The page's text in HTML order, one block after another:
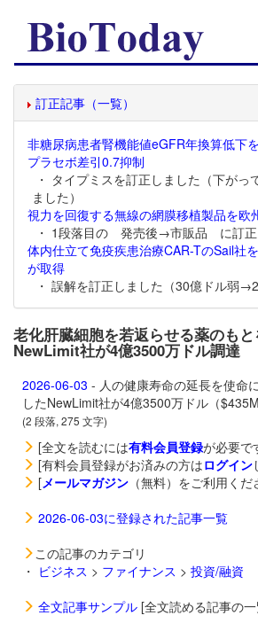
訂正記事（一覧）
非糖尿病患者腎機能値eGFR年換算低下
プラセボ差引0.7抑制
・ タイプミスを訂正しました（下が
ました）
視力を回復する無線の網膜移植製品を欧
・ 1段落目の 発売後→市販品 に訂正
体内仕立て免疫疾患治療CAR-TのSail社
が取得
・ 誤解を訂正しました（30億ドル弱
老化肝臓細胞を若返らせる薬のも
NewLimit社が4億3500万ドル調達
2026-06-03 - 人の健康寿命の延長を使命
したNewLimit社が4億3500万ドル（
(2 段落, 275 文字)
[全文を読むには有料会員登録が必要で
[有料会員登録がお済みの方はログイン
[メールマガジン （無料）をご利用くだ
2026-06-03に登録された記事一覧
この記事のカテゴリ
・ ビジネス > ファイナンス > 投資/融資
全文記事サンプル [全文読める記事の